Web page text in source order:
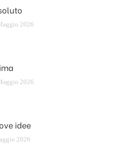
2026
2026
idee
2026